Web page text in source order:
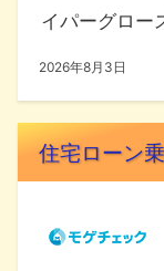
イパーグロー
2026年8月3日
住宅ローン